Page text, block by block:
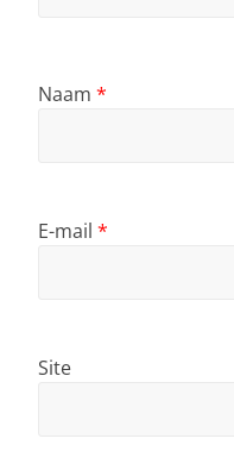
Naam *
E-mail *
Site